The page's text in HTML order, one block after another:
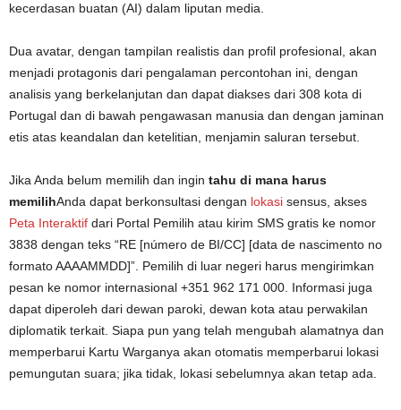
kecerdasan buatan (AI) dalam liputan media.
Dua avatar, dengan tampilan realistis dan profil profesional, akan
menjadi protagonis dari pengalaman percontohan ini, dengan
analisis yang berkelanjutan dan dapat diakses dari 308 kota di
Portugal dan di bawah pengawasan manusia dan dengan jaminan
etis atas keandalan dan ketelitian, menjamin saluran tersebut.
Jika Anda belum memilih dan ingin tahu di mana harus
memilihAnda dapat berkonsultasi dengan lokasi sensus, akses
Peta Interaktif dari Portal Pemilih atau kirim SMS gratis ke nomor
3838 dengan teks “RE [número de BI/CC] [data de nascimento no
formato AAAAMMDD]”. Pemilih di luar negeri harus mengirimkan
pesan ke nomor internasional +351 962 171 000. Informasi juga
dapat diperoleh dari dewan paroki, dewan kota atau perwakilan
diplomatik terkait. Siapa pun yang telah mengubah alamatnya dan
memperbarui Kartu Warganya akan otomatis memperbarui lokasi
pemungutan suara; jika tidak, lokasi sebelumnya akan tetap ada.